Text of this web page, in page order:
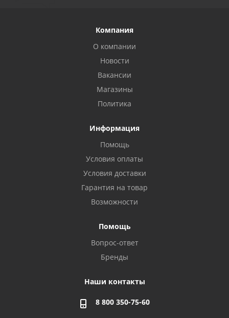
Компания
О компании
Новости
Вакансии
Магазины
Политика
Информация
Помощь
Условия оплаты
Условия доставки
Гарантия на товар
Возможности
Помощь
Вопрос-ответ
Бренды
Наши контакты
8 800 350-75-60